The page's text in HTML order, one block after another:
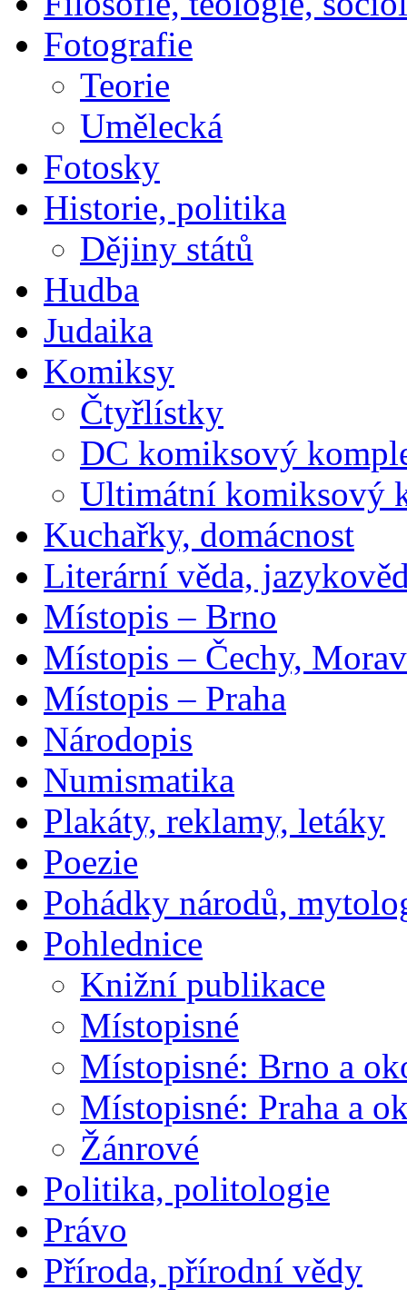
Fotografie
Teorie
Umělecká
Fotosky
Historie, politika
Dějiny států
Hudba
Judaika
Komiksy
Čtyřlístky
DC komiksový
Ultimátní komiksový
Kuchařky, domácnost
Literární věda,
Místopis – Brno
Místopis – Čechy,
Místopis – Praha
Národopis
Numismatika
Plakáty, reklamy, letáky
Poezie
Pohádky národů,
Pohlednice
Knižní publikace
Místopisné
Místopisné: Brno a
Místopisné: Praha a
Žánrové
Politika, politologie
Právo
Příroda, přírodní vědy